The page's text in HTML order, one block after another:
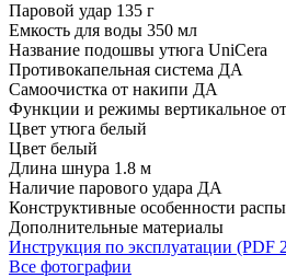
Паровой удар 135 г
Емкость для воды 350 мл
Название подошвы утюга UniCera
Противокапельная система ДА
Самоочистка от накипи ДА
Функции и режимы вертикальное
Цвет утюга белый
Цвет белый
Длина шнура 1.8 м
Наличие парового удара ДА
Конструктивные особенности
Дополнительные материалы
Инструкция по эксплуатации (PDF
Все фотографии